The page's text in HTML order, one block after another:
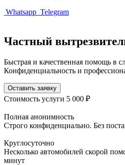
Whatsapp Telegram
Частный
Быстрая и качественная помощь в
Конфиденциальность и
Оставить заявку
Стоимость услуги 5 000 ₽
Полная анонимность
Строго конфиденциально. Без
Круглосуточно
Несколько автомобилей скорой
минут